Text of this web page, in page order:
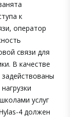
к
оператор
связи для
В качестве
услуг
4 должен